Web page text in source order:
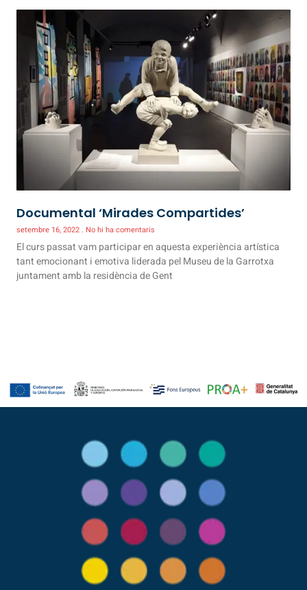
Documental ‘Mirades Compartides’
setembre 16, 2022 No hi ha comentaris
El curs passat vam participar en aquesta experiència artística
tant emocionant i emotiva liderada pel Museu de la Garrotxa
juntament amb la residència de Gent